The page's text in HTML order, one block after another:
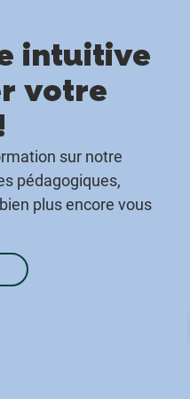
intuitive
votre
sur notre
pédagogiques,
plus encore vous